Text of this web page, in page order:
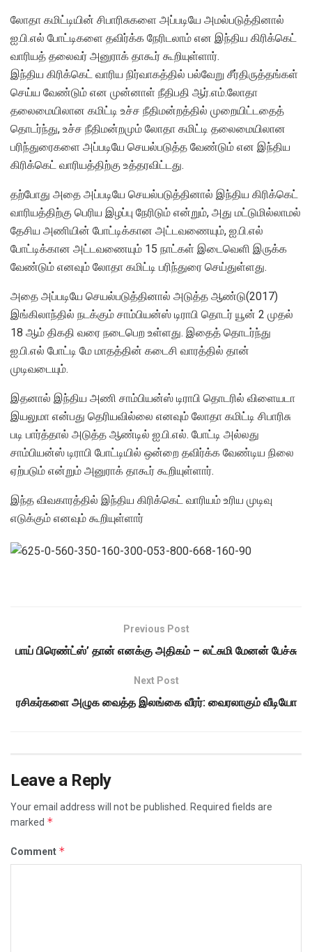
லோதா கமிட்டியின் சிபாரிசுகளை அப்படியே அமல்படுத்தினால்
ஐ.பி.எல் போட்டிகளை தவிர்க்க நேரிடலாம் என இந்திய கிரிக்கெட்
வாரியத் தலைவர் அனுராக் தாகூர் கூறியுள்ளார்.
இந்திய கிரிக்கெட் வாரிய நிர்வாகத்தில் பல்வேறு சீர்திருத்தங்கள்
செய்ய வேண்டும் என முன்னாள் நீதிபதி ஆர்.எம்.லோதா
தலைமையிலான கமிட்டி உச்ச நீதிமன்றத்தில் முறையிட்டதைத்
தொடர்ந்து, உச்ச நீதிமன்றமும் லோதா கமிட்டி தலைமையிலான
பரிந்துரைகளை அப்படியே செயல்படுத்த வேண்டும் என இந்திய
கிரிக்கெட் வாரியத்திற்கு உத்தரவிட்டது.
தற்போது அதை அப்படியே செயல்படுத்தினால் இந்திய கிரிக்கெட்
வாரியத்திற்கு பெரிய இழப்பு நேரிடும் என்றும், அது மட்டுமில்லாமல்
தேசிய அணியின் போட்டிக்கான அட்டவணையும், ஐ.பி.எல்
போட்டிக்கான அட்டவணையும் 15 நாட்கள் இடைவெளி இருக்க
வேண்டும் எனவும் லோதா கமிட்டி பரிந்துரை செய்துள்ளது.
அதை அப்படியே செயல்படுத்தினால் அடுத்த ஆண்டு(2017)
இங்கிலாந்தில் நடக்கும் சாம்பியன்ஸ் டிராபி தொடர் யூன் 2 முதல்
18 ஆம் திகதி வரை நடைபெற உள்ளது. இதைத் தொடர்ந்து
ஐ.பி.எல் போட்டி மே மாதத்தின் கடைசி வாரத்தில் தான்
முடிவடையும்.
இதனால் இந்திய அணி சாம்பியன்ஸ் டிராபி தொடரில் விளையடா
இயலுமா என்பது தெரியவில்லை எனவும் லோதா கமிட்டி சிபாரிசு
படி பார்த்தால் அடுத்த ஆண்டில் ஐ.பி.எல். போட்டி அல்லது
சாம்பியன்ஸ் டிராபி போட்டியில் ஒன்றை தவிர்க்க வேண்டிய நிலை
ஏற்படும் என்றும் அனுராக் தாகூர் கூறியுள்ளார்.
இந்த விவகாரத்தில் இந்திய கிரிக்கெட் வாரியம் உரிய முடிவு
எடுக்கும் எனவும் கூறியுள்ளார்
Previous Post
பாய் பிரெண்ட்ஸ்’ தான் எனக்கு அதிகம் – லட்சுமி மேனன் பேச்சு
Next Post
ரசிகர்களை அழுக வைத்த இலங்கை வீரர்: வைரலாகும் வீடியோ
Leave a Reply
Your email address will not be published.
Required fields are
marked *
Comment *